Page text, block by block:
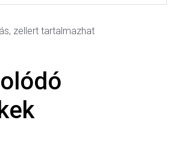
zellert tartalmazhat